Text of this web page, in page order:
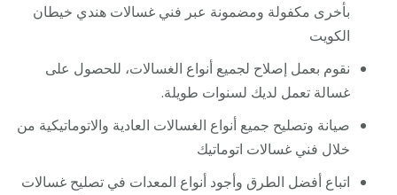
بأخرى مكفولة ومضمونة عبر فني غسالات هندي خيطان
الكويت
نقوم بعمل إصلاح لجميع أنواع الغسالات، للحصول على
غسالة تعمل لديك لسنوات طويلة.
صيانة وتصليح جميع أنواع الغسالات العادية والاتوماتيكية من
خلال فني غسالات اتوماتيك
اتباع أفضل الطرق وأجود أنواع المعدات في تصليح غسالات